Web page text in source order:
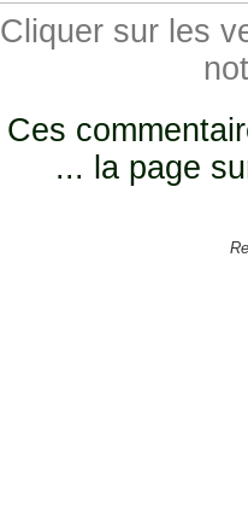
Cliquer sur les
Ces
... la page